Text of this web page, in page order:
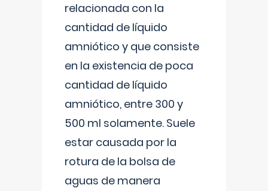
relacionada con la
cantidad de líquido
amniótico y que consiste
en la existencia de poca
cantidad de líquido
amniótico, entre 300 y
500 ml solamente. Suele
estar causada por la
rotura de la bolsa de
aguas de manera